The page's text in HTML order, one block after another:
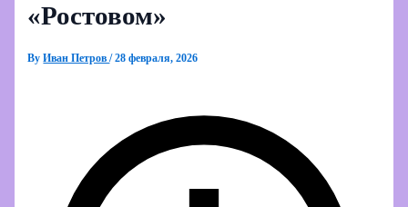
«Ростовом»
ByИван Петров/28 февраля, 2026